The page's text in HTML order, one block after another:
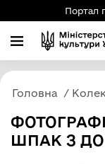
Портал
Головна
ШПАК З